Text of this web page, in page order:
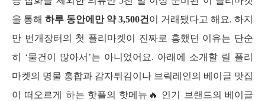
을 통해 하루 동안에만 약 3,500건이 거래됐다고 해요. 하지
만 번개장터의 첫 플리마켓이 진짜로 흥했던 이유는 단순
히 ‘물건이 많아서’는 아니었어요. 아래에 소개할 릴 플리
마켓의 명물 홍합과 감자튀김이나 브릭레인의 베이글 맛집
이 떠오르게 하는 핫플의 핫메뉴🔥 인기 브랜드의 베이글